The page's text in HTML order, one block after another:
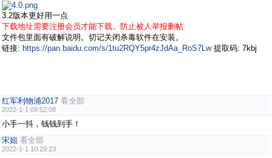
3.2版本更好用一点
下载地址需要注册会员才能下载。防止被人举报删帖
文件包里面有破解说明。切记关闭杀毒软件在安装。
链接: https://pan.baidu.com/s/1tu2RQY5pr4zJdAa_RoS7Lw提取码: 7kbj
红军利物浦2017 看全部
2022-1-1 09:52:08
小手一抖，钱钱到手！
宋姐 看全部
2022-1-1 10:29:23